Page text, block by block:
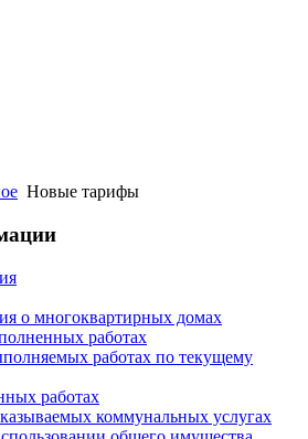
Новые тарифы
о многоквартирных домах
работах
работах по текущему
работах
коммунальных услугах